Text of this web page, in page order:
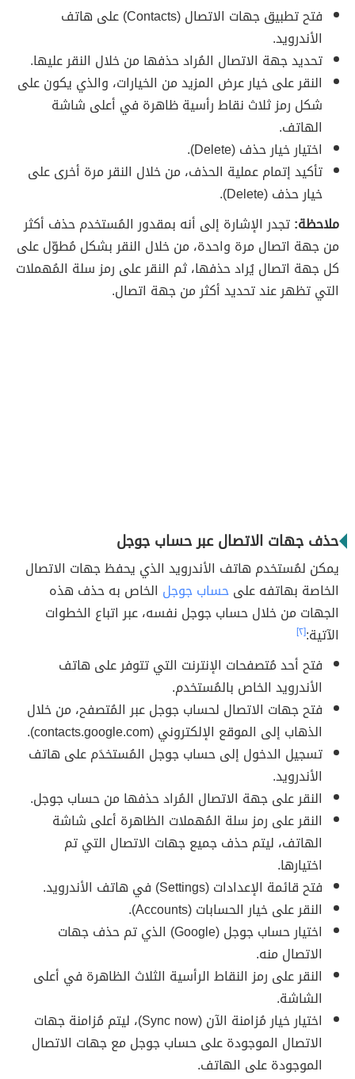
فتح تطبيق جهات الاتصال (Contacts) على هاتف
الأندرويد.
تحديد جهة الاتصال المُراد حذفها من خلال النقر عليها.
النقر على خيار عرض المزيد من الخيارات، والذي يكون على
شكل رمز ثلاث نقاط رأسية ظاهرة في أعلى شاشة
الهاتف.
اختيار خيار حذف (Delete).
تأكيد إتمام عملية الحذف، من خلال النقر مرة أخرى على
خيار حذف (Delete).
ملاحظة:تجدر الإشارة إلى أنه بمقدور المُستخدم حذف أكثر
من جهة اتصال مرة واحدة، من خلال النقر بشكل مُطوّل على
كل جهة اتصال يُراد حذفها، ثم النقر على رمز سلة المُهملات
التي تظهر عند تحديد أكثر من جهة اتصال.
حذف جهات الاتصال عبر حساب جوجل
يمكن لمُستخدم هاتف الأندرويد الذي يحفظ جهات الاتصال
الخاصة بهاتفه علىحساب جوجل الخاص به حذف هذه
الجهات من خلال حساب جوجل نفسه، عبر اتباع الخطوات
الآتية:[٢]
فتح أحد مُتصفحات الإنترنت التي تتوفر على هاتف
الأندرويد الخاص بالمُستخدم.
فتح جهات الاتصال لحساب جوجل عبر المُتصفح، من خلال
الذهاب إلى الموقع الإلكتروني (contacts.google.com).
تسجيل الدخول إلى حساب جوجل المُستخدَم على هاتف
الأندرويد.
النقر على جهة الاتصال المُراد حذفها من حساب جوجل.
النقر على رمز سلة المُهملات الظاهرة أعلى شاشة
الهاتف، ليتم حذف جميع جهات الاتصال التي تم
اختيارها.
فتح قائمة الإعدادات (Settings) في هاتف الأندرويد.
النقر على خيار الحسابات (Accounts).
اختيار حساب جوجل (Google) الذي تم حذف جهات
الاتصال منه.
النقر على رمز النقاط الرأسية الثلاث الظاهرة في أعلى
الشاشة.
اختيار خيار مُزامنة الآن (Sync now)، ليتم مُزامنة جهات
الاتصال الموجودة على حساب جوجل مع جهات الاتصال
الموجودة على الهاتف.